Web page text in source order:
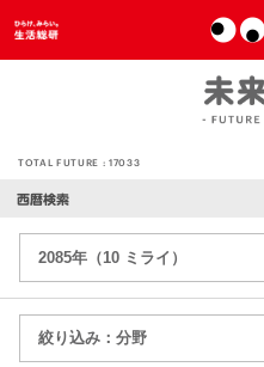
TOTAL FUTURE :17033
西暦検索